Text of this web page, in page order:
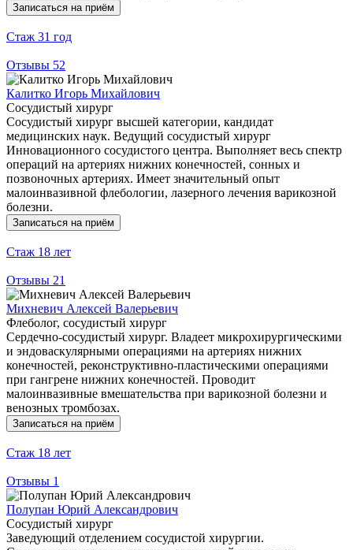
Записаться на приём
Стаж 31 год
Отзывы 52
Калитко Игорь Михайлович
Сосудистый хирург
Сосудистый хирург высшей категории, кандидат
медицинских наук. Ведущий сосудистый хирург
Инновационного сосудистого центра. Выполняет весь спектр
операций на артериях нижних конечностей, сонных и
позвоночных артериях. Имеет значительный опыт
малоинвазивной флебологии, лазерного лечения варикозной
болезни.
Записаться на приём
Стаж 18 лет
Отзывы 21
Михневич Алексей Валерьевич
Флеболог, сосудистый хирург
Сердечно-сосудистый хирург. Владеет микрохирургическими
и эндоваскулярными операциями на артериях нижних
конечностей, реконструктивно-пластическими операциями
при гангрене нижних конечностей. Проводит
малоинвазивные вмешательства при варикозной болезни и
венозных тромбозах.
Записаться на приём
Стаж 18 лет
Отзывы 1
Полупан Юрий Александрович
Сосудистый хирург
Заведующий отделением сосудистой хирургии.